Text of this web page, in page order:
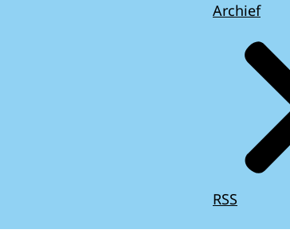
Archief
RSS